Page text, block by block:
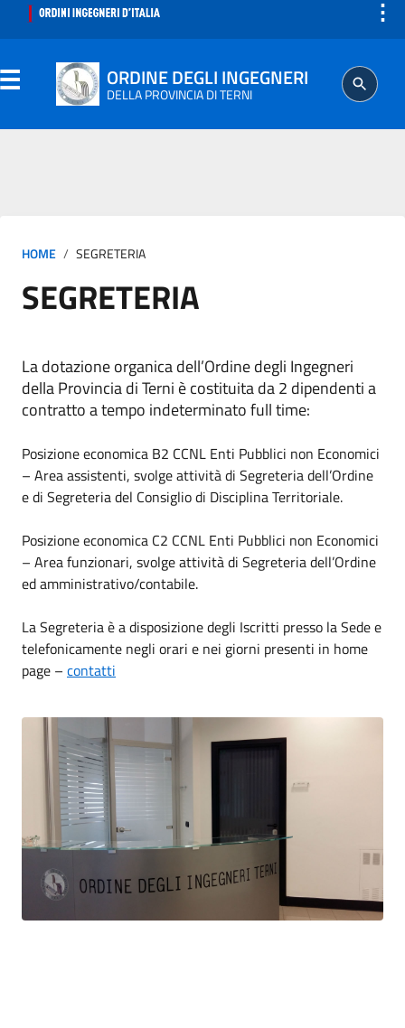
⋮
ORDINE DEGLI INGEGNERI
DELLA PROVINCIA DI TERNI
ISCRITTO
PROFESSIONE
AGGIORNAMENTO PROFESSIONALE
HOME SEGRETERIA
SEGRETERIA
La dotazione organica dell’Ordine degli Ingegneri
della Provincia di Terni è costituita da 2 dipendenti a
contratto a tempo indeterminato full time:
Posizione economica B2 CCNL Enti Pubblici non Economici
– Area assistenti, svolge attività di Segreteria dell’Ordine
e di Segreteria del Consiglio di Disciplina Territoriale.
Posizione economica C2 CCNL Enti Pubblici non Economici
– Area funzionari, svolge attività di Segreteria dell’Ordine
ed amministrativo/contabile.
La Segreteria è a disposizione degli Iscritti presso la Sede e
telefonicamente negli orari e nei giorni presenti in home
page – contatti